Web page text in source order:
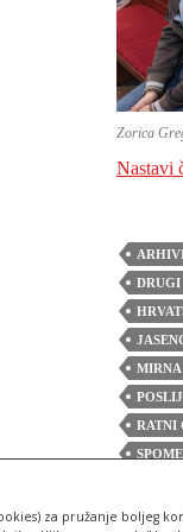
za pružanje boljeg
Zorica
Nastavi
DRUGI
RATNI